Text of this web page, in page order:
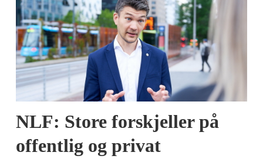
NLF: Store forskjeller på
offentlig og privat